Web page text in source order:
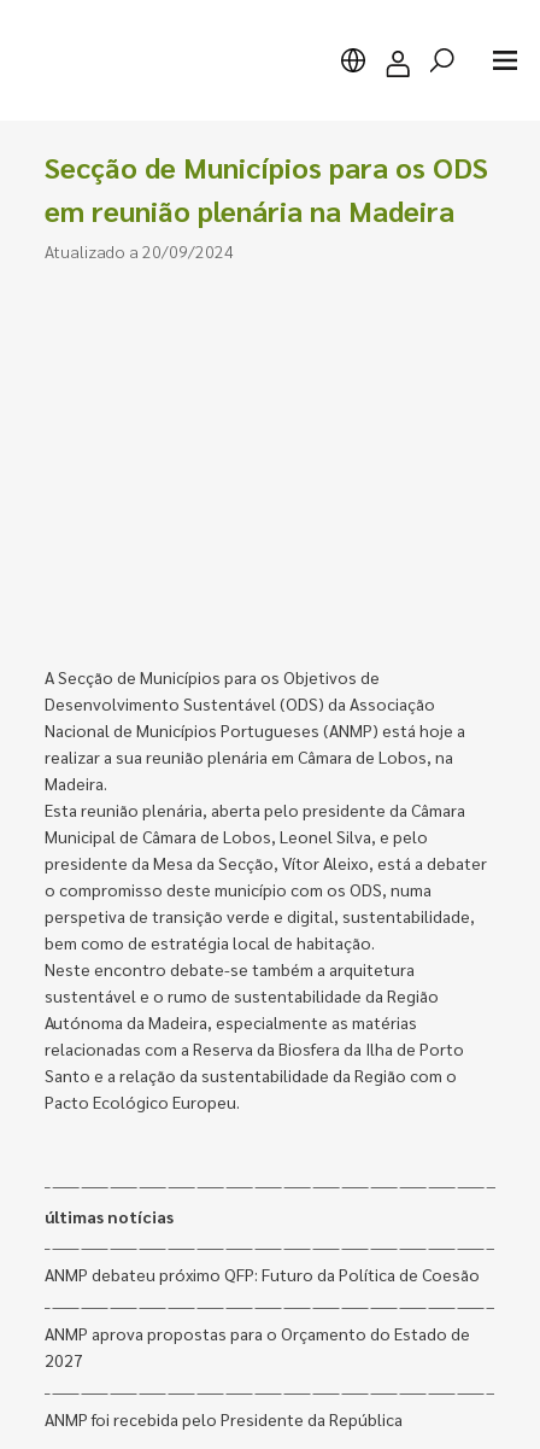
Pesquisar
Secção de Municípios para os ODS
em reunião plenária na Madeira
Atualizado a 20/09/2024
A Secção de Municípios para os Objetivos de
Desenvolvimento Sustentável (ODS) da Associação
Nacional de Municípios Portugueses (ANMP) está hoje a
realizar a sua reunião plenária em Câmara de Lobos, na
Madeira.
Esta reunião plenária, aberta pelo presidente da Câmara
Municipal de Câmara de Lobos, Leonel Silva, e pelo
presidente da Mesa da Secção, Vítor Aleixo, está a debater
o compromisso deste município com os ODS, numa
perspetiva de transição verde e digital, sustentabilidade,
bem como de estratégia local de habitação.
Neste encontro debate-se também a arquitetura
sustentável e o rumo de sustentabilidade da Região
Autónoma da Madeira, especialmente as matérias
relacionadas com a Reserva da Biosfera da Ilha de Porto
Santo e a relação da sustentabilidade da Região com o
Pacto Ecológico Europeu.
últimas notícias
ANMP debateu próximo QFP: Futuro da Política de Coesão
ANMP aprova propostas para o Orçamento do Estado de
2027
ANMP foi recebida pelo Presidente da República